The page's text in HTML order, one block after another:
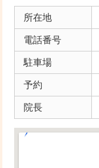
所在地
電話番号
駐車場
予約
院長